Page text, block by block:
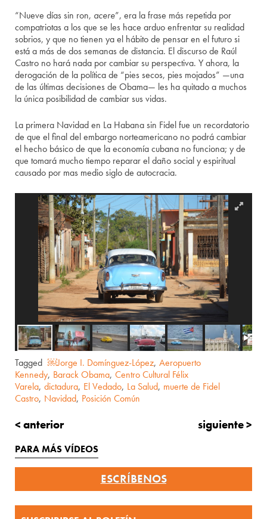
“Nueve días sin ron, acere”, era la frase más repetida por
compatriotas a los que se les hace arduo enfrentar su realidad
sobrios, y que no tienen ya el hábito de pensar en el futuro si
está a más de dos semanas de distancia. El discurso de Raúl
Castro no hará nada por cambiar su perspectiva. Y ahora, la
derogación de la política de “pies secos, pies mojados” —una
de las últimas decisiones de Obama— les ha quitado a muchos
la única posibilidad de cambiar sus vidas.
La primera Navidad en La Habana sin Fidel fue un recordatorio
de que el final del embargo norteamericano no podrá cambiar
el hecho básico de que la economía cubana no funciona; y de
que tomará mucho tiempo reparar el daño social y espiritual
causado por mas medio siglo de autocracia.
Tagged ￼Jorge I. Domínguez-López, Aeropuerto
Kennedy, Barack Obama, Centro Cultural Félix
Varela, dictadura, El Vedado, La Salud, muerte de Fidel
Castro, Navidad, Posición Común
< anterior siguiente >
PARA MÁS VÍDEOS
ESCRÍBENOS